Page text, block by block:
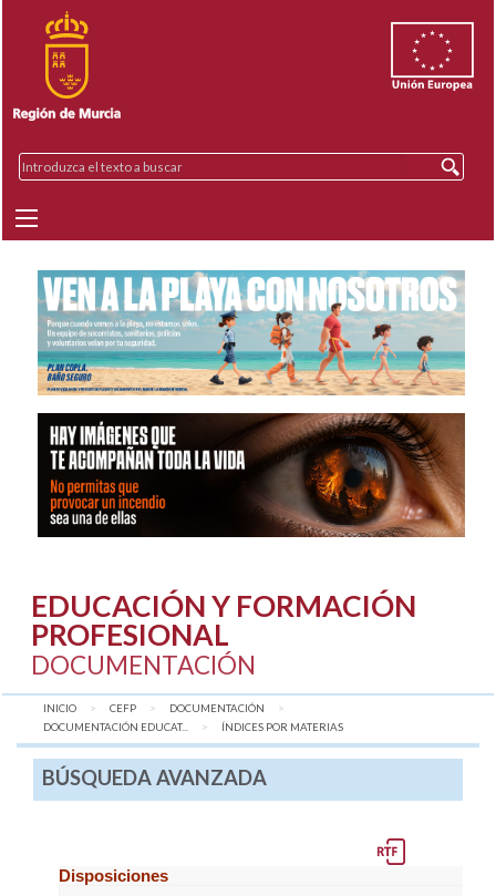
EDUCACIÓN Y FORMACIÓN
PROFESIONAL
DOCUMENTACIÓN
INICIO CEFP
DOCUMENTACIÓN
DOCUMENTACIÓN EDUCAT...
AQUÍ:
ÍNDICES POR MATERIAS
BÚSQUEDA AVANZADA
Disposiciones